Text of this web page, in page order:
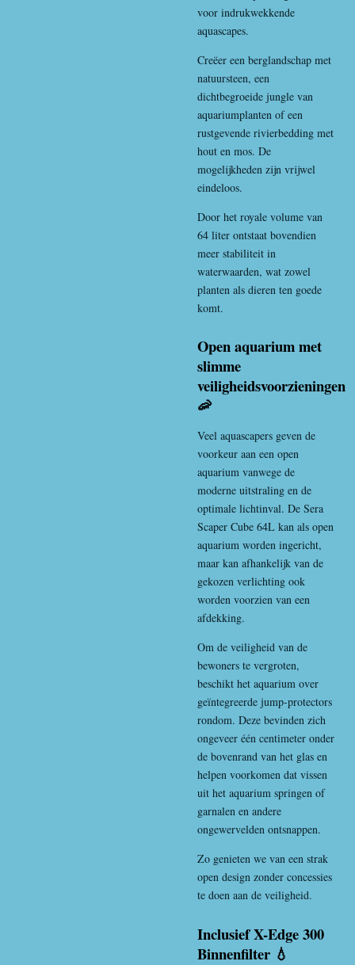
voor indrukwekkende
aquascapes.
Creëer een berglandschap met
natuursteen, een
dichtbegroeide jungle van
aquariumplanten of een
rustgevende rivierbedding met
hout en mos. De
mogelijkheden zijn vrijwel
eindeloos.
Door het royale volume van
64 liter ontstaat bovendien
meer stabiliteit in
waterwaarden, wat zowel
planten als dieren ten goede
komt.
Open aquarium met
slimme
veiligheidsvoorzieningen
🦐
Veel aquascapers geven de
voorkeur aan een open
aquarium vanwege de
moderne uitstraling en de
optimale lichtinval. De Sera
Scaper Cube 64L kan als open
aquarium worden ingericht,
maar kan afhankelijk van de
gekozen verlichting ook
worden voorzien van een
afdekking.
Om de veiligheid van de
bewoners te vergroten,
beschikt het aquarium over
geïntegreerde jump-protectors
rondom. Deze bevinden zich
ongeveer één centimeter onder
de bovenrand van het glas en
helpen voorkomen dat vissen
uit het aquarium springen of
garnalen en andere
ongewervelden ontsnappen.
Zo genieten we van een strak
open design zonder concessies
te doen aan de veiligheid.
Inclusief X-Edge 300
Binnenfilter 💧